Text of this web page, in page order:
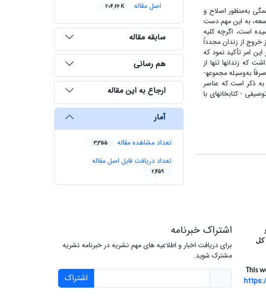
به‌منظور اصلاح و
به این مهم دست
است، اگرچه کلیه
خروج از زندان مجدداً
امر تأکید نمود که
که زندان­ها تنها از
صرفاً به‌وسیله­ مجموعه­
به ذکر است که عناصر
- کتابخانه­ا­ی با
اصل مقاله
204.66 K
سابقه مقاله
هم رسانی
ارجاع به این مقاله
آمار
تعداد مشاهده مقاله 3,355
تعداد دریافت فایل اصل مقاله
2,459
کل
This
اشتراک خبرنامه
برای دریافت اخبار و اطلاعیه های مهم نشریه در خبرنامه نشریه
مشترک شوید.
اشتراک